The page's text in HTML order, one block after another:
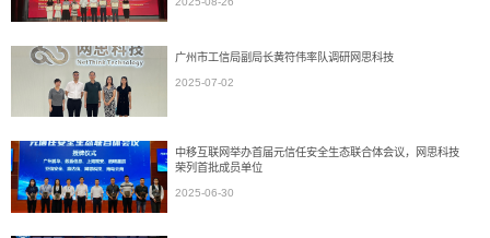
广州市工信局副局长黄符伟率队调研网思科技
2025-07-02
中移互联网举办首届元信任安全生态联合体会议，网思科技
荣列首批成员单位
2025-06-30